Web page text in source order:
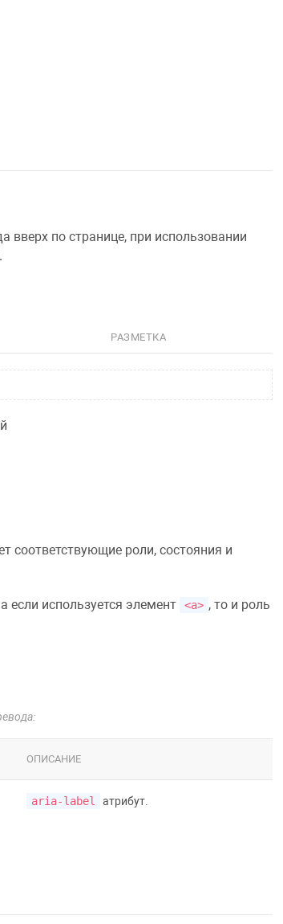
по странице, при использовании
.
РАЗМЕТКА
соответствующие роли, состояния и
а если используется элемент <a> , то и роль
ОПИСАНИЕ
aria-label атрибут.